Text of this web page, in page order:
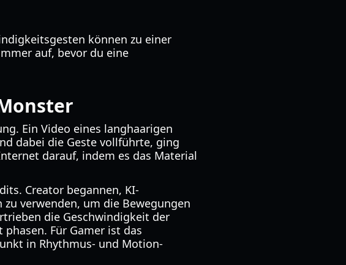
können zu einer
auf, bevor du eine
Ein Video eines langhaarigen
dabei die Geste vollführte, ging
darauf, indem es das Material
Creator begannen, KI-
zu verwenden, um die Bewegungen
die Geschwindigkeit der
Für Gamer ist das
in Rhythmus- und Motion-